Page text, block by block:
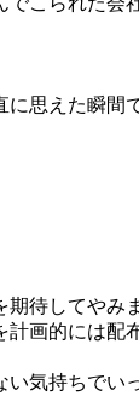
思えた瞬間
待してやみ
画的には配
気持ちでい